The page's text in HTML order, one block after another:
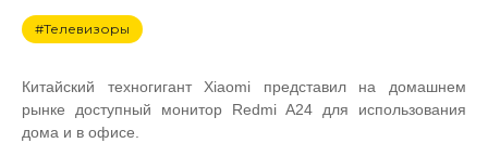
График платежей
Сегодня
25%
#Телевизоры
Китайский техногигант Xiaomi представил на домашнем
рынке доступный монитор Redmi A24 для использования
дома и в офисе.